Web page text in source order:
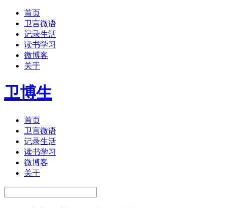
首页
卫言微语
记录生活
读书学习
微博客
关于
卫博生
首页
卫言微语
记录生活
读书学习
微博客
关于